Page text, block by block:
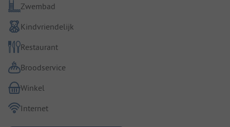
Zwembad
Kindvriendelijk
Restaurant
Broodservice
Winkel
Internet